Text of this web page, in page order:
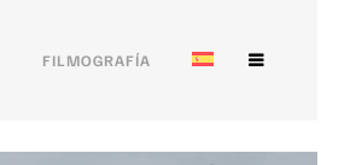
FILMOGRAFÍA